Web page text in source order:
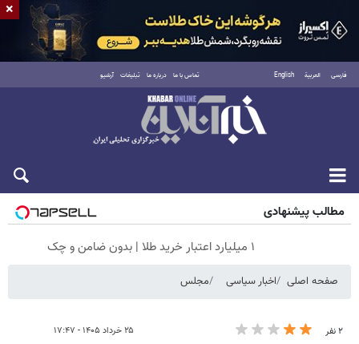
فارسی العربية English تماس با ما درباره ما تبلیغات آرشیو
جمعه ۱۶ مرداد ۱۴۰۵
مطالب پیشنهادی
۱ میلیارد اعتبار خرید طلا | بدون ضامن و چک
صفحه اصلی اخبار سیاسی مجلس
۲ نفر ۲۵ خرداد ۱۴۰۵ - ۱۷:۴۷
×